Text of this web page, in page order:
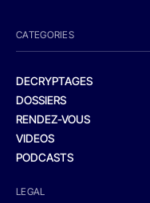
CATEGORIES
DECRYPTAGES
DOSSIERS
RENDEZ-VOUS
VIDEOS
PODCASTS
LEGAL